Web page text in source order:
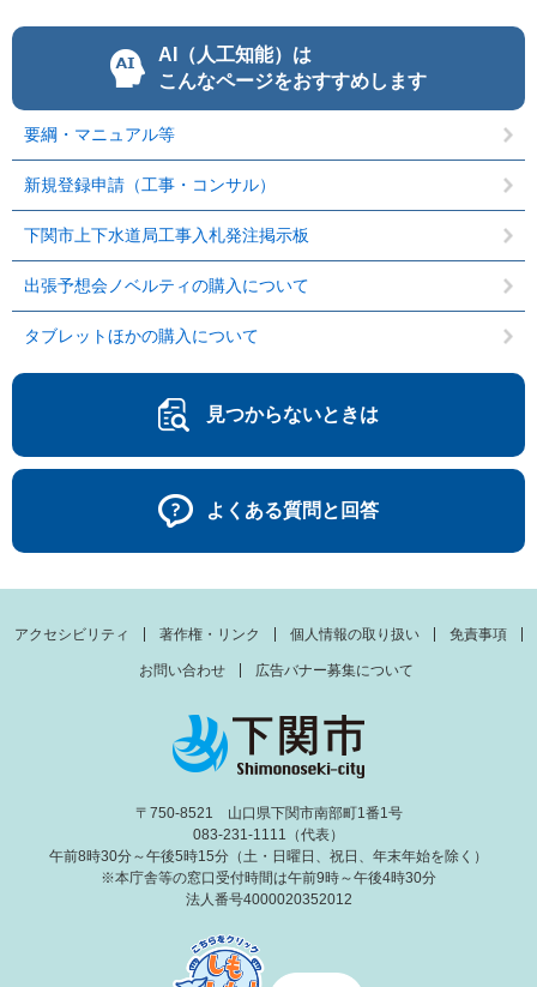
AI（人工知能）は
こんなページをおすすめします
要綱・マニュアル等
新規登録申請（工事・コンサル）
下関市上下水道局工事入札発注掲示板
出張予想会ノベルティの購入について
タブレットほかの購入について
見つからないときは
よくある質問と回答
アクセシビリティ 著作権・リンク 個人情報の取り扱い 免責事項
お問い合わせ 広告バナー募集について
〒750-8521 山口県下関市南部町1番1号
083-231-1111（代表）
午前8時30分～午後5時15分（土・日曜日、祝日、年末年始を除く）
※本庁舎等の窓口受付時間は午前9時～午後4時30分
法人番号4000020352012